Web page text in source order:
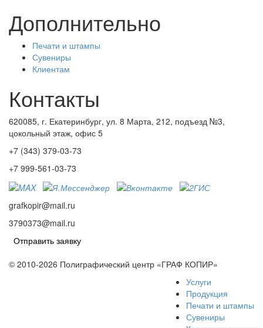
Дополнительно
Печати и штампы
Сувениры
Клиентам
Контакты
620085, г. Екатеринбург, ул. 8 Марта, 212, подъезд №3,
цокольный этаж, офис 5
+7 (343) 379-03-73
+7 999-561-03-73
grafkopir@mail.ru
3790373@mail.ru
Отправить заявку
© 2010-2026 Полиграфический центр «ГРАФ КОПИР»
Услуги
Продукция
Печати и штампы
Сувениры